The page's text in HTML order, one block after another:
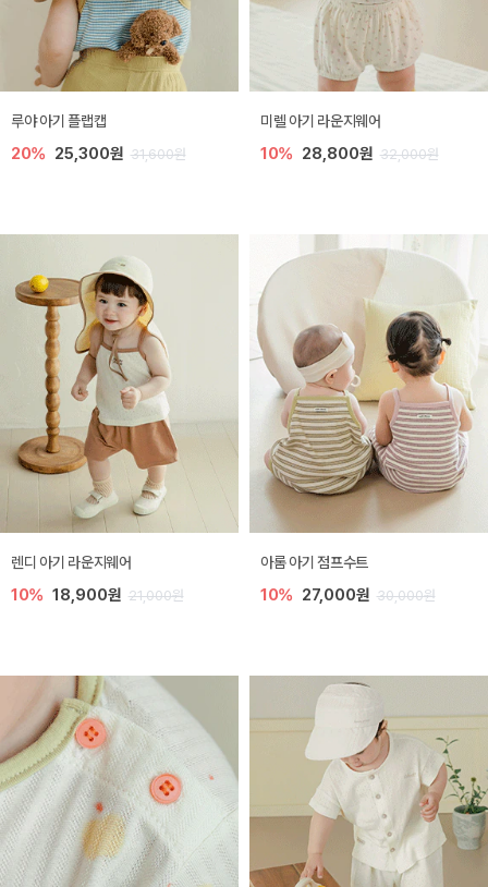
루야 아기 플랩캡
20% 25,300원 31,600원
미렐 아기 라운지웨어
10% 28,800원 32,000원
렌디 아기 라운지웨어
10% 18,900원 21,000원
아롬 아기 점프수트
10% 27,000원 30,000원